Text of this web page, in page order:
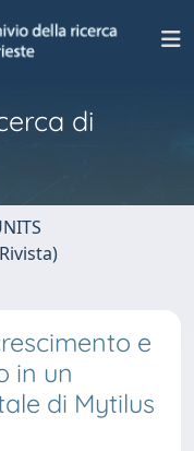
di
e
in un
di Mytilus